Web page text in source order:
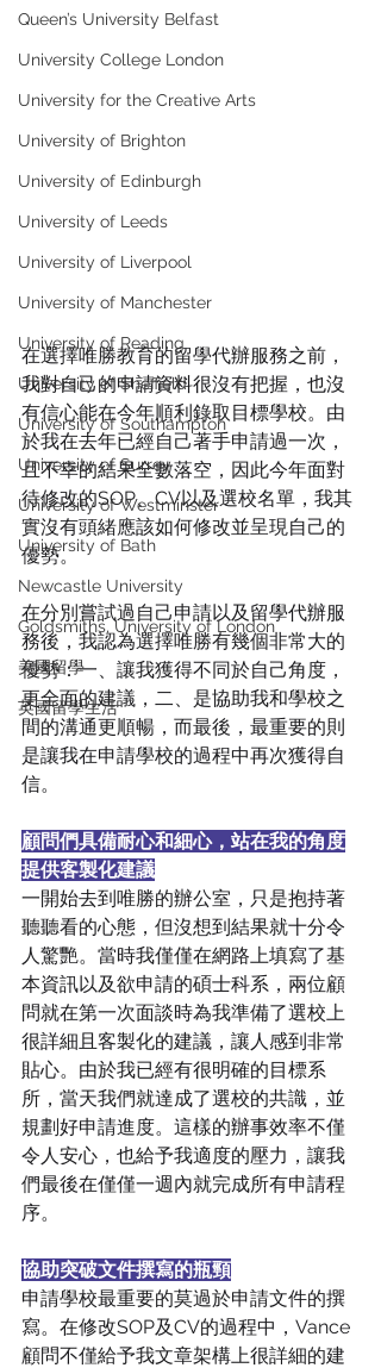
Queen’s University Belfast
University College London
University for the Creative Arts
University of Brighton
University of Edinburgh
University of Leeds
University of Liverpool
University of Manchester
University of Reading
University of Sheffield
University of Southampton
University of Surrey
University of Westminster
University of Bath
Newcastle University
Goldsmiths, University of London
美國留學
英國留學生活
在選擇唯勝教育的留學代辦服務之前，
我對自己的申請資料很沒有把握，也沒
有信心能在今年順利錄取目標學校。由
於我在去年已經自己著手申請過一次，
且不幸的結果全數落空，因此今年面對
待修改的SOP、CV以及選校名單，我其
實沒有頭緒應該如何修改並呈現自己的
優勢。
在分別嘗試過自己申請以及留學代辦服
務後，我認為選擇唯勝有幾個非常大的
優勢：一、讓我獲得不同於自己角度，
更全面的建議，二、是協助我和學校之
間的溝通更順暢，而最後，最重要的則
是讓我在申請學校的過程中再次獲得自
信。
顧問們具備耐心和細心，站在我的角度
提供客製化建議
一開始去到唯勝的辦公室，只是抱持著
聽聽看的心態，但沒想到結果就十分令
人驚艷。當時我僅僅在網路上填寫了基
本資訊以及欲申請的碩士科系，兩位顧
問就在第一次面談時為我準備了選校上
很詳細且客製化的建議，讓人感到非常
貼心。由於我已經有很明確的目標系
所，當天我們就達成了選校的共識，並
規劃好申請進度。這樣的辦事效率不僅
令人安心，也給予我適度的壓力，讓我
們最後在僅僅一週內就完成所有申請程
序。
協助突破文件撰寫的瓶頸
申請學校最重要的莫過於申請文件的撰
寫。在修改SOP及CV的過程中，Vance
顧問不僅給予我文章架構上很詳細的建